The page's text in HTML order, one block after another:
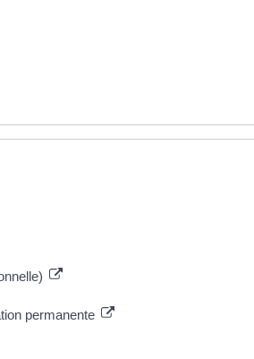
permanente